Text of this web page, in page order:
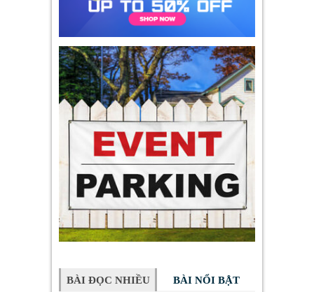
BÀI ĐỌC NHIỀU BÀI NỔI BẬT